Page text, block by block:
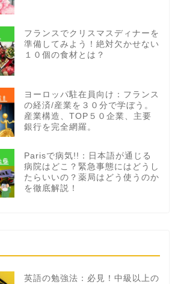
フランスでクリスマスディナーを
準備してみよう！絶対欠かせない
１０個の食材とは？
ヨーロッパ駐在員向け：フランス
の経済/産業を３０分で学ぼう。
産業構造、TOP５０企業、主要
銀行を完全網羅。
Parisで病気!!：日本語が通じる
病院はどこ？緊急事態にはどうし
たらいいの？薬局はどう使うのか
を徹底解説！
英語の勉強法：必見！中級以上の